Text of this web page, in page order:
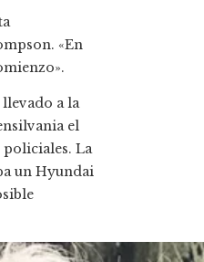
«En
a la
el
La
un Hyundai